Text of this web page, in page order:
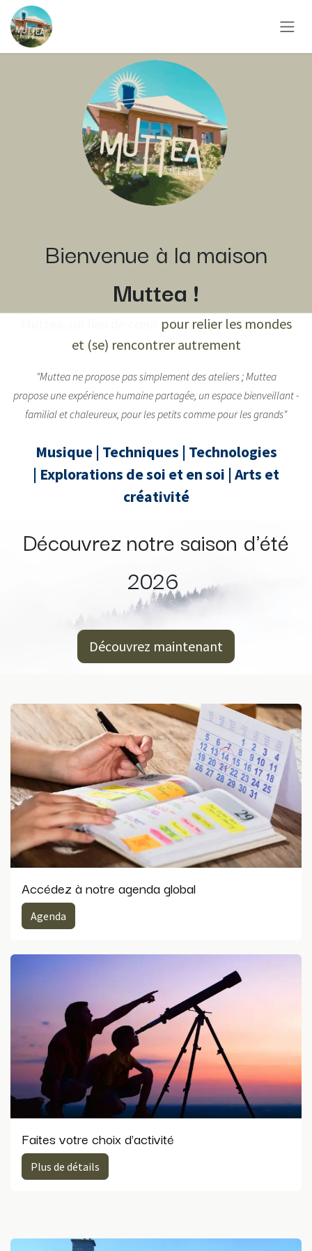
Se rendre au contenu
Bienvenue à la maison
Muttea !
pour relier les mondes
et (se) rencontrer autrement
"Muttea ne propose pas simplement des ateliers ; Muttea
propose une expérience humaine partagée, un espace bienveillant -
familial et chaleureux, pour les petits comme pour les grands"
Musique | Techniques | Technologies
| Explorations de soi et en soi | Arts et
créativité
Découvrez notre saison d'été
2026
Découvrez maintenant
Accédez à notre agenda global
Agenda
Faites votre choix d'activité
Plus de détails